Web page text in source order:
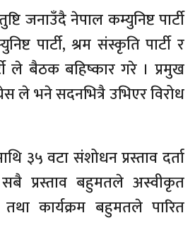
जनाउँदै नेपाल कम्युनिष्ट पार्टी
पार्टी, श्रम संस्कृति पार्टी र
ले बैठक बहिष्कार गरे । प्रमुख
ले भने सदनभित्रै उभिएर विरोध
३५ वटा संशोधन प्रस्ताव दर्ता
प्रस्ताव बहुमतले अस्वीकृत
कार्यक्रम बहुमतले पारित